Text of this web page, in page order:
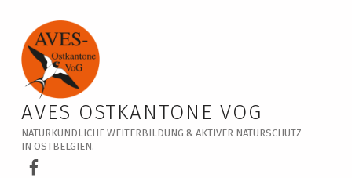
Veranstaltungskalender – AVES Ostkantone VoG
AVES OSTKANTONE VOG
NATURKUNDLICHE WEITERBILDUNG & AKTIVER NATURSCHUTZ
IN OSTBELGIEN.
AVES Ostkantone bei Facebook